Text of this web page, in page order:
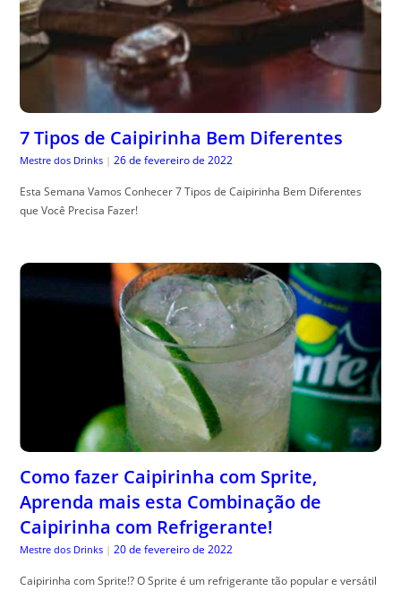
7 Tipos de Caipirinha Bem Diferentes
Mestre dos Drinks | 26 de fevereiro de 2022
Esta Semana Vamos Conhecer 7 Tipos de Caipirinha Bem Diferentes
que Você Precisa Fazer!
Como fazer Caipirinha com Sprite,
Aprenda mais esta Combinação de
Caipirinha com Refrigerante!
Mestre dos Drinks | 20 de fevereiro de 2022
Caipirinha com Sprite!? O Sprite é um refrigerante tão popular e versátil